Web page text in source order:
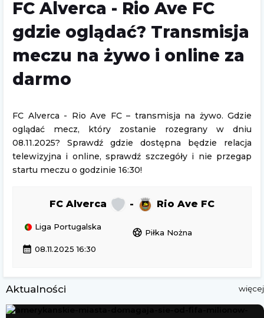
FC Alverca - Rio Ave FC
gdzie oglądać? Transmisja
meczu na żywo i online za
darmo
FC Alverca - Rio Ave FC – transmisja na żywo. Gdzie
oglądać mecz, który zostanie rozegrany w dniu
08.11.2025? Sprawdź gdzie dostępna będzie relacja
telewizyjna i online, sprawdź szczegóły i nie przegap
startu meczu o godzinie 16:30!
FC Alverca - Rio Ave FC
Liga Portugalska
sports_soccer Piłka Nożna
calendar_month 08.11.2025 16:30
Aktualności więcej